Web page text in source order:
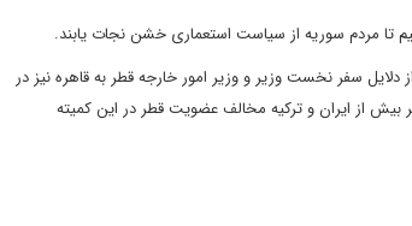
تا مردم سوریه از سیاست استعماری خشن نجات یابند.
سفر نخست وزیر و وزیر امور خارجه قطر به قاهره نیز در
از ایران و ترکیه مخالف عضویت قطر در این کمیته